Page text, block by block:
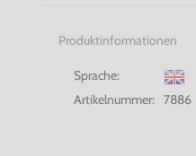
Produktinformationen
Sprache:
Artikelnummer:
7886